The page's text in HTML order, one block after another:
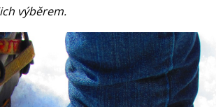
výběrem.